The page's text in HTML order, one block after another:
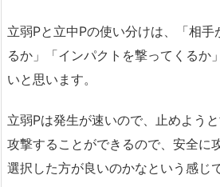
立弱Pと立中Pの使い分けは、「相手
るか」「インパクトを撃ってくるか
いと思います。
立弱Pは発生が速いので、止めよう
攻撃することができるので、安全に
選択した方が良いのかなという感じで